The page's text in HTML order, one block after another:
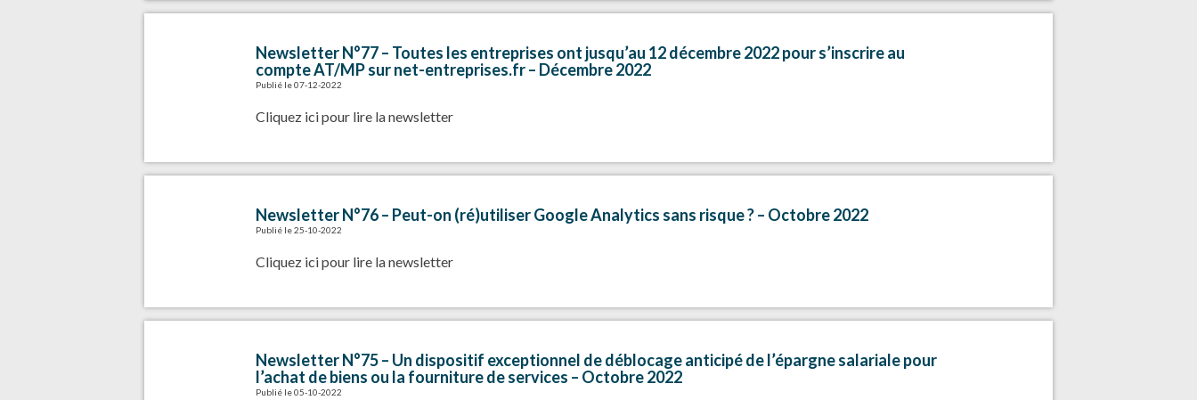
Newsletter N°77 – Toutes les entreprises ont jusqu’au 12 décembre 2022 pour s’inscrire au
compte AT/MP sur net-entreprises.fr – Décembre 2022
Publié le 07-12-2022
Cliquez ici pour lire la newsletter
Newsletter N°76 – Peut-on (ré)utiliser Google Analytics sans risque ? – Octobre 2022
Publié le 25-10-2022
Cliquez ici pour lire la newsletter
Newsletter N°75 – Un dispositif exceptionnel de déblocage anticipé de l’épargne salariale pour
l’achat de biens ou la fourniture de services – Octobre 2022
Publié le 05-10-2022